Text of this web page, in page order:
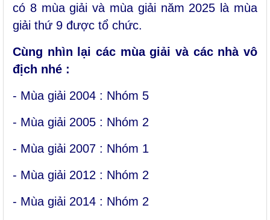
có 8 mùa giải và mùa giải năm 2025 là mùa
giải thứ 9 được tổ chức.
Cùng nhìn lại các mùa giải và các nhà vô
địch nhé :
- Mùa giải 2004 : Nhóm 5
- Mùa giải 2005 : Nhóm 2
- Mùa giải 2007 : Nhóm 1
- Mùa giải 2012 : Nhóm 2
- Mùa giải 2014 : Nhóm 2